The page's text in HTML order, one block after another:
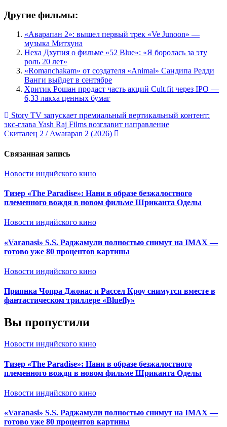
Другие фильмы:
«Аварапан 2»: вышел первый трек «Ve Junoon» —
музыка Митхуна
Неха Дхупия о фильме «52 Blue»: «Я боролась за эту
роль 20 лет»
«Romanchakam» от создателя «Animal» Сандипа Редди
Ванги выйдет в сентябре
Хритик Рошан продаст часть акций Cult.fit через IPO —
6,33 лакха ценных бумаг
Навигация
по
Story TV запускает премиальный вертикальный контент:
экс-глава Yash Raj Films возглавит направление
Скиталец 2 / Awarapan 2 (2026)
Связанная запись
Новости индийского кино
Тизер «The Paradise»: Нани в образе безжалостного
племенного вождя в новом фильме Шриканта Оделы
Новости индийского кино
«Varanasi» S.S. Раджамули полностью снимут на IMAX —
готово уже 80 процентов картины
Новости индийского кино
Приянка Чопра Джонас и Рассел Кроу снимутся вместе в
фантастическом триллере «Bluefly»
Вы пропустили
Новости индийского кино
Тизер «The Paradise»: Нани в образе безжалостного
племенного вождя в новом фильме Шриканта Оделы
Новости индийского кино
«Varanasi» S.S. Раджамули полностью снимут на IMAX —
готово уже 80 процентов картины